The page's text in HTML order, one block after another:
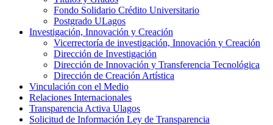
Fondo Solidario Crédito Universitario
Postgrado ULagos
Investigación, Innovación y Creación
Vicerrectoría de investigación, Innovación y Creación
Dirección de Investigación
Dirección de Innovación y Transferencia Tecnológica
Dirección de Creación Artística
Vinculación con el Medio
Relaciones Internacionales
Transparencia Activa Ulagos
Solicitud de Información Ley de Transparencia